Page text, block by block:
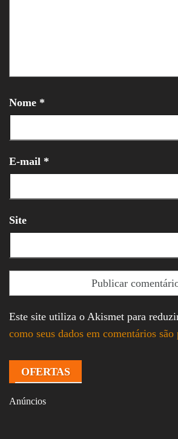
Nome *
E-mail *
Site
Este site utiliza o Akismet para
como seus dados em comentários são
OFERTAS
Anúncios